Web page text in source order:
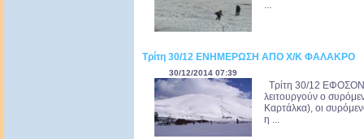
...
Τρίτη 30/12 ΕΝΗΜΕΡΩΣΗ ΑΠΟ Χ/Κ ΦΑΛΑΚΡΟ
30/12/2014 07:39
Τρίτη 30/12
λειτουργούν ο
Καρτάλκα), οι
η ...